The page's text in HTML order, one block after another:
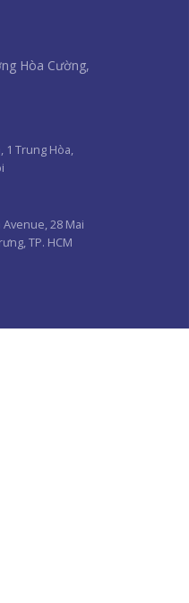
Hòa Cường,
1 Trung Hòa,
28 Mai
TP. HCM